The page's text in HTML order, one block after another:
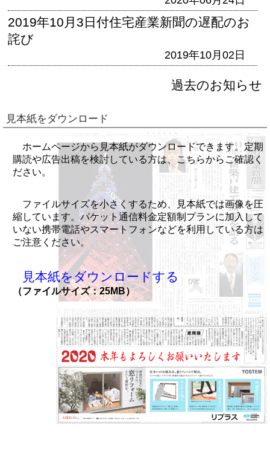
2019年10月3日付住宅産業新聞の遅配のお
詫び
2019年10月02日
過去のお知らせ
見本紙をダウンロード
ホームページから見本紙がダウンロードできます。定期
購読や広告出稿を検討している方は、こちらからご確認く
ださい。
ファイルサイズを小さくするため、見本紙では画像を圧
縮しています。パケット通信料金定額制プランに加入して
いない携帯電話やスマートフォンなどを利用している方は
ご注意ください。
見本紙をダウンロードする
（ファイルサイズ：25MB）